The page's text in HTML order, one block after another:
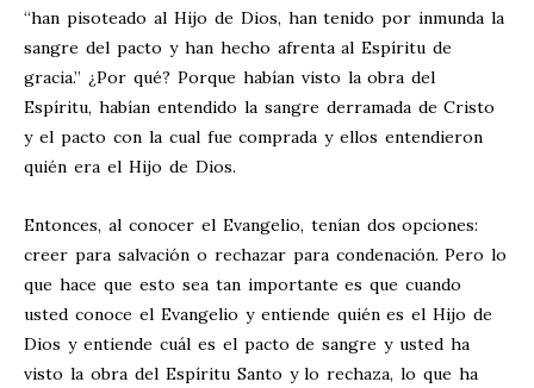
“han pisoteado al Hijo de Dios, han tenido por inmunda la
sangre del pacto y han hecho afrenta al Espíritu de
gracia.” ¿Por qué? Porque habían visto la obra del
Espíritu, habían entendido la sangre derramada de Cristo
y el pacto con la cual fue comprada y ellos entendieron
quién era el Hijo de Dios.
Entonces, al conocer el Evangelio, tenían dos opciones:
creer para salvación o rechazar para condenación. Pero lo
que hace que esto sea tan importante es que cuando
usted conoce el Evangelio y entiende quién es el Hijo de
Dios y entiende cuál es el pacto de sangre y usted ha
visto la obra del Espíritu Santo y lo rechaza, lo que ha